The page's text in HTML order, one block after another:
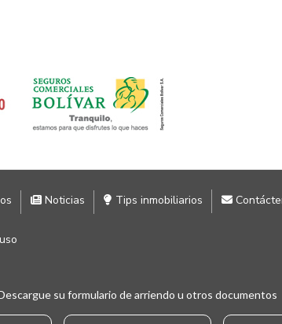
Noticias Tips inmobiliarios
su formulario de arriendo u otros documentos